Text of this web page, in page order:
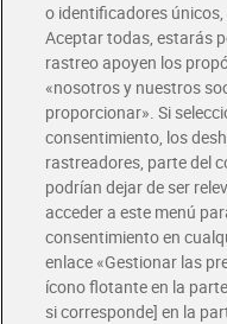
Envío gratis por
Envío estandar por 4,99€
Glovo y Uber Eats
Solicita tu factura de Glovo
Únete al CLUB Dia
Disfruta las ventajas y
Descárgate la APP Dia
Folletos y Tiendas
Descubre las mejores
o identificadores
Aceptar todas, estarás
rastreo apoyen los
«nosotros y nuestros
proporcionar». Si
consentimiento, los
rastreadores, parte del
podrían dejar de ser
acceder a este menú
consentimiento en
enlace «Gestionar las
ícono flotante en la
si corresponde] en la